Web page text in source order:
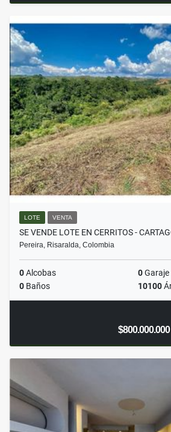
LOTE VENTA
SE VENDE LOTE EN CERRITOS -
Pereira, Risaralda, Colombia
0Alcobas 0Garaje
0 Baños 10100
$800.000.000